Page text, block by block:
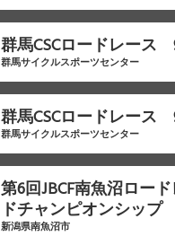
群⾺CSCロードレー
群馬サイクルスポーツセンター
群⾺CSCロードレー
群馬サイクルスポーツセンター
第6回JBCF南魚沼ロー
ドチャンピオンシップ
新潟県南魚沼市